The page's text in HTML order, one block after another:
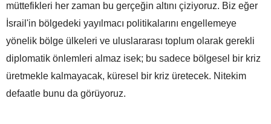
müttefikleri her zaman bu gerçeğin altını çiziyoruz. Biz eğer
İsrail'in bölgedeki yayılmacı politikalarını engellemeye
yönelik bölge ülkeleri ve uluslararası toplum olarak gerekli
diplomatik önlemleri almaz isek; bu sadece bölgesel bir kriz
üretmekle kalmayacak, küresel bir kriz üretecek. Nitekim
defaatle bunu da görüyoruz.